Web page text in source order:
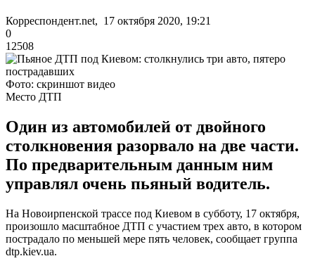
Корреспондент.net, 17 октября 2020, 19:21
0
12508
Фото: скриншот видео
Место ДТП
Один из автомобилей от двойного
столкновения разорвало на две части.
По предварительным данным ним
управлял очень пьяный водитель.
На Новоирпенской трассе под Киевом в субботу, 17 октября,
произошло масштабное ДТП с участием трех авто, в котором
пострадало по меньшей мере пять человек, сообщает группа
dtp.kiev.ua.